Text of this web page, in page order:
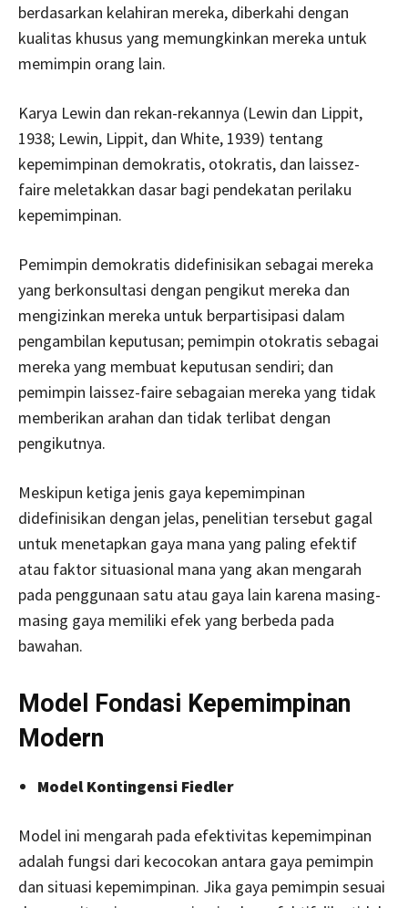
berdasarkan kelahiran mereka, diberkahi dengan
kualitas khusus yang memungkinkan mereka untuk
memimpin orang lain.
Karya Lewin dan rekan-rekannya (Lewin dan Lippit,
1938; Lewin, Lippit, dan White, 1939) tentang
kepemimpinan demokratis, otokratis, dan laissez-
faire meletakkan dasar bagi pendekatan perilaku
kepemimpinan.
Pemimpin demokratis didefinisikan sebagai mereka
yang berkonsultasi dengan pengikut mereka dan
mengizinkan mereka untuk berpartisipasi dalam
pengambilan keputusan; pemimpin otokratis sebagai
mereka yang membuat keputusan sendiri; dan
pemimpin laissez-faire sebagaian mereka yang tidak
memberikan arahan dan tidak terlibat dengan
pengikutnya.
Meskipun ketiga jenis gaya kepemimpinan
didefinisikan dengan jelas, penelitian tersebut gagal
untuk menetapkan gaya mana yang paling efektif
atau faktor situasional mana yang akan mengarah
pada penggunaan satu atau gaya lain karena masing-
masing gaya memiliki efek yang berbeda pada
bawahan.
Model Fondasi Kepemimpinan
Modern
Model Kontingensi Fiedler
Model ini mengarah pada efektivitas kepemimpinan
adalah fungsi dari kecocokan antara gaya pemimpin
dan situasi kepemimpinan. Jika gaya pemimpin sesuai